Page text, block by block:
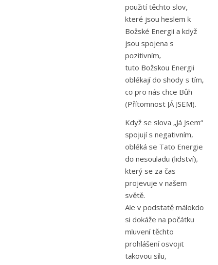
použití těchto slov,
které jsou heslem k
Božské Energii a když
jsou spojena s
pozitivním,
tuto Božskou Energii
oblékají do shody s tím,
co pro nás chce Bůh
(Přítomnost JÁ JSEM).
Když se slova „Já Jsem“
spojují s negativním,
obléká se Tato Energie
do nesouladu (lidství),
který se za čas
projevuje v našem
světě.
Ale v podstatě málokdo
si dokáže na počátku
mluvení těchto
prohlášení osvojit
takovou sílu,